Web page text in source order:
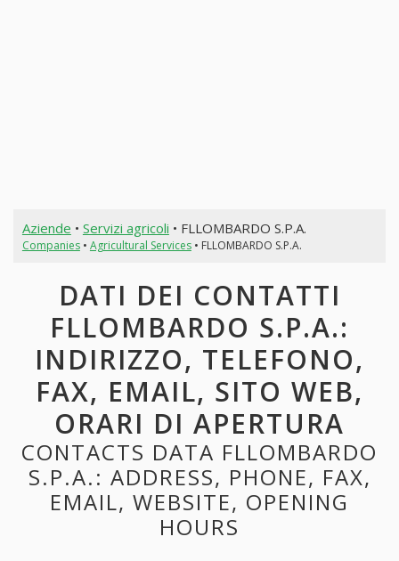
Aziende • Servizi agricoli • FLLOMBARDO S.P.A.
Companies• Agricultural Services• FLLOMBARDO S.P.A.
DATI DEI CONTATTI
FLLOMBARDO S.P.A.:
INDIRIZZO, TELEFONO,
FAX, EMAIL, SITO WEB,
ORARI DI APERTURA
CONTACTS DATA FLLOMBARDO
S.P.A.: ADDRESS, PHONE, FAX,
EMAIL, WEBSITE, OPENING
HOURS